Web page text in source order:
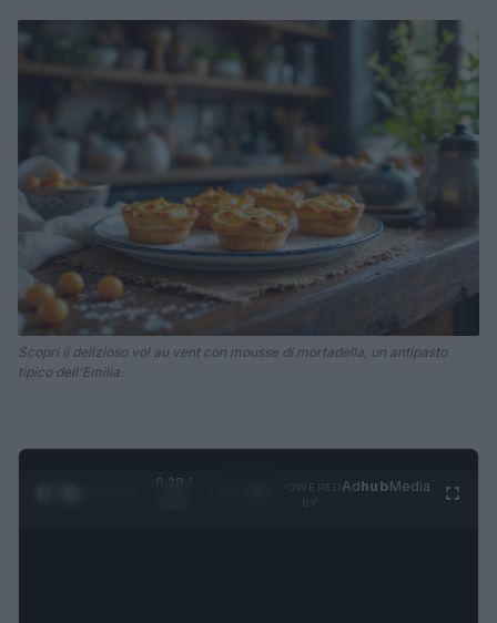
Scopri il delizioso vol au vent con mousse di mortadella, un antipasto
tipico dell'Emilia.
0:28 /
AdhubMedia